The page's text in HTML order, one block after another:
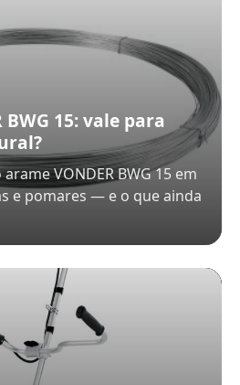
BWG 15: vale para
VONDER BWG 15 em
e pomares — e o que ainda